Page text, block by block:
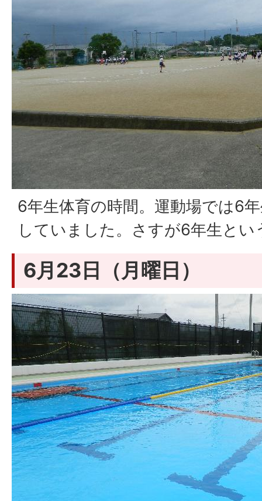
6年生体育の時間。運動場では6
していました。さすが6年生とい
6月23日（月曜日）